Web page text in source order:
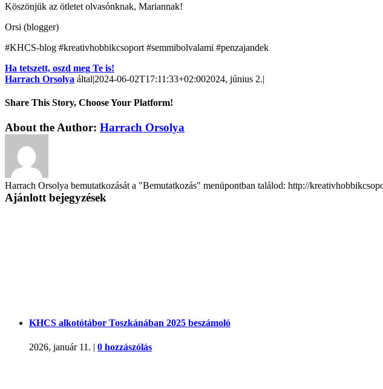
Köszönjük az ötletet olvasónknak, Mariannak!
Orsi (blogger)
#KHCS-blog #kreativhobbikcsoport #semmibolvalami #penzajandek
Ha tetszett, oszd meg Te is!
Harrach Orsolya által|2024-06-02T17:11:33+02:002024, június 2.|
Share This Story, Choose Your Platform!
About the Author: Harrach Orsolya
Harrach Orsolya bemutatkozását a "Bemutatkozás" menüpontban találod: http://
Ajánlott bejegyzések
KHCS alkotótábor Toszkánában 2025 beszámoló
2026, január 11. | 0 hozzászólás